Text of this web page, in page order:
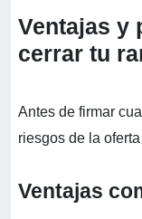
Ventajas y
cerrar tu
Antes de firmar
riesgos de la
Ventajas